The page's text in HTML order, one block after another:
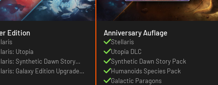
Edition
Utopia
Synthetic Dawn Story
Galaxy Edition Upgrade
Anniversary Auflage
Stellaris
Utopia DLC
Synthetic Dawn Story Pack
Humanoids Species Pack
Galactic Paragons